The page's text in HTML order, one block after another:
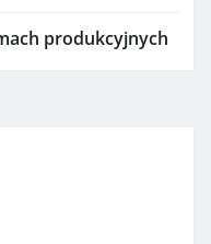
produkcyjnych